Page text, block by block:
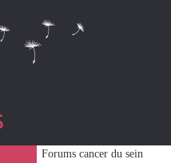
Forums cancer du sein